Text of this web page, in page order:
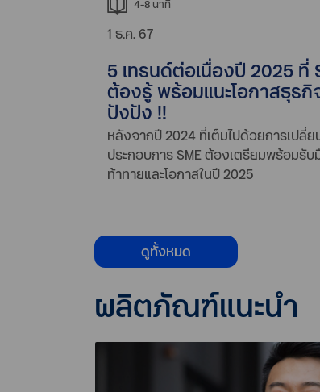
4-8 นาที
1 ธ.ค. 67
5 เทรนด์ต่อเนื่องปี 2025 ที่
ต้องรู้ พร้อมแนะโอกาสธุรกิ
ปังปัง !!
หลังจากปี 2024 ที่เต็มไปด้วยการเปลี่
ประกอบการ SME ต้องเตรียมพร้อมรั
ท้าทายและโอกาสในปี 2025
ดูทั้งหมด
ผลิตภัณฑ์แนะนำ